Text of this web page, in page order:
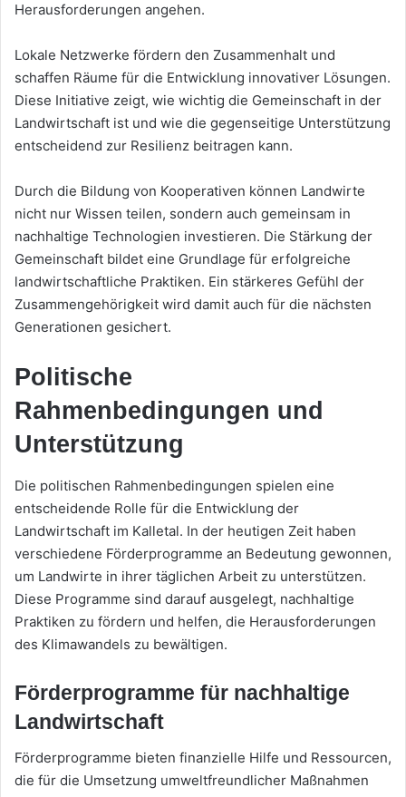
Herausforderungen angehen.
Lokale Netzwerke fördern den Zusammenhalt und
schaffen Räume für die Entwicklung innovativer Lösungen.
Diese Initiative zeigt, wie wichtig die Gemeinschaft in der
Landwirtschaft ist und wie die gegenseitige Unterstützung
entscheidend zur Resilienz beitragen kann.
Durch die Bildung von Kooperativen können Landwirte
nicht nur Wissen teilen, sondern auch gemeinsam in
nachhaltige Technologien investieren. Die Stärkung der
Gemeinschaft bildet eine Grundlage für erfolgreiche
landwirtschaftliche Praktiken. Ein stärkeres Gefühl der
Zusammengehörigkeit wird damit auch für die nächsten
Generationen gesichert.
Politische
Rahmenbedingungen und
Unterstützung
Die politischen Rahmenbedingungen spielen eine
entscheidende Rolle für die Entwicklung der
Landwirtschaft im Kalletal. In der heutigen Zeit haben
verschiedene Förderprogramme an Bedeutung gewonnen,
um Landwirte in ihrer täglichen Arbeit zu unterstützen.
Diese Programme sind darauf ausgelegt, nachhaltige
Praktiken zu fördern und helfen, die Herausforderungen
des Klimawandels zu bewältigen.
Förderprogramme für nachhaltige
Landwirtschaft
Förderprogramme bieten finanzielle Hilfe und Ressourcen,
die für die Umsetzung umweltfreundlicher Maßnahmen